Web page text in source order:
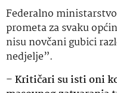
Federalno
prometa za svaku
nisu novčani gubici
nedjelje”.
–Kritičari su isti oni